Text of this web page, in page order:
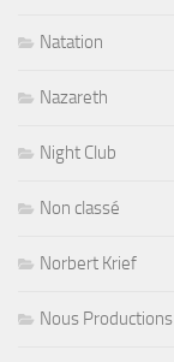
Natation
Nazareth
Night Club
Non classé
Norbert Krief
Nous Productions